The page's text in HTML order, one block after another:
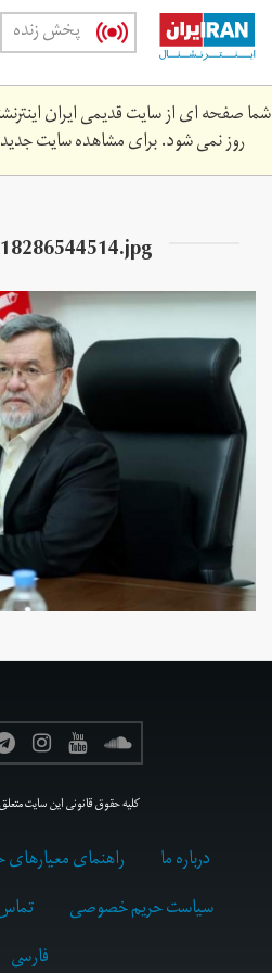
Skip
main
content
پخش زنده
شما صفحه ای از سایت قدیمی ایران
روز نمی شود. برای مشاهده سایت
کلیه حقوق قانونی این سایت
درباره ما راهنمای معیارهای
سیاست حریم خصوصی
فارسى